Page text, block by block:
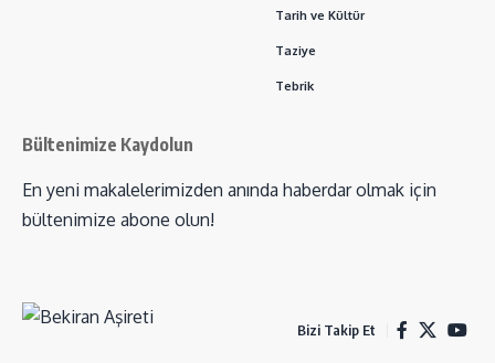
Tarih ve Kültür
Taziye
Tebrik
Bültenimize Kaydolun
En yeni makalelerimizden anında haberdar olmak için
bültenimize abone olun!
Bizi Takip Et